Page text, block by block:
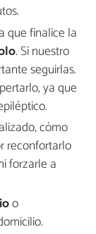
que finalice la
. Si nuestro
seguirlas.
ya que
cómo
reconfortarlo
forzarle a
o